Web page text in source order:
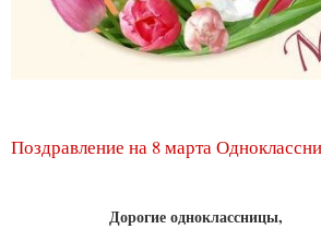
Поздравление на 8 марта
Дорогие одноклассницы,